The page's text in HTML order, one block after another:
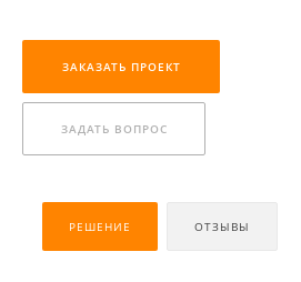
ЗАКАЗАТЬ ПРОЕКТ
ЗАДАТЬ ВОПРОС
РЕШЕНИЕ ОТЗЫВЫ